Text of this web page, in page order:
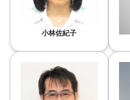
小林佐紀子